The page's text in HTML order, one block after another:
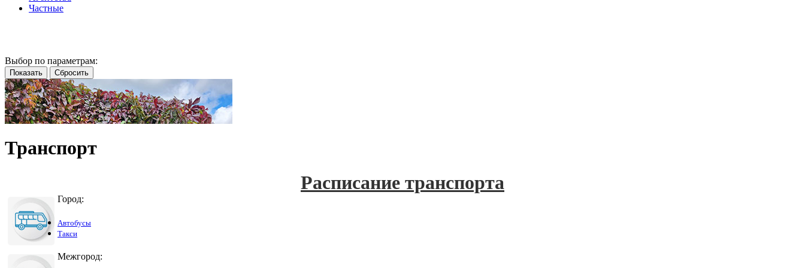
Частные
Выбор по параметрам:
Транспорт
Расписание транспорта
Город:
Автобусы
Такси
Межгород: